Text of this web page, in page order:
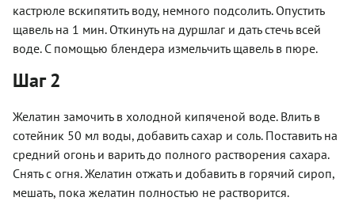
кастрюле вскипятить воду, немного подсолить. Опустить
щавель на 1 мин. Откинуть на дуршлаг и дать стечь всей
воде. С помощью блендера измельчить щавель в пюре.
Шаг 2
Желатин замочить в холодной кипяченой воде. Влить в
сотейник 50 мл воды, добавить сахар и соль. Поставить на
средний огонь и варить до полного растворения сахара.
Снять с огня. Желатин отжать и добавить в горячий сироп,
мешать, пока желатин полностью не растворится.